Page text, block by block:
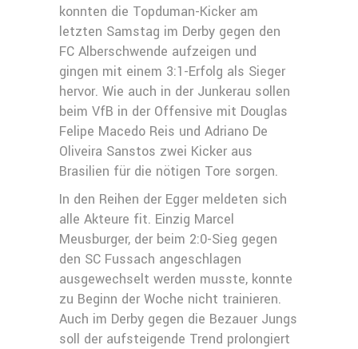
konnten die Topduman-Kicker am
letzten Samstag im Derby gegen den
FC Alberschwende aufzeigen und
gingen mit einem 3:1-Erfolg als Sieger
hervor. Wie auch in der Junkerau sollen
beim VfB in der Offensive mit Douglas
Felipe Macedo Reis und Adriano De
Oliveira Sanstos zwei Kicker aus
Brasilien für die nötigen Tore sorgen.
In den Reihen der Egger meldeten sich
alle Akteure fit. Einzig Marcel
Meusburger, der beim 2:0-Sieg gegen
den SC Fussach angeschlagen
ausgewechselt werden musste, konnte
zu Beginn der Woche nicht trainieren.
Auch im Derby gegen die Bezauer Jungs
soll der aufsteigende Trend prolongiert